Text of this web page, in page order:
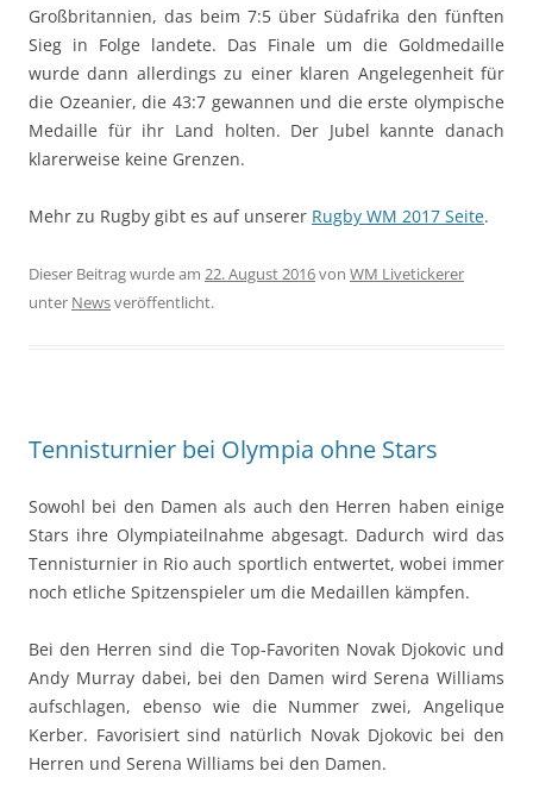
Großbritannien, das beim 7:5 über Südafrika den fünften
Sieg in Folge landete. Das Finale um die Goldmedaille
wurde dann allerdings zu einer klaren Angelegenheit für
die Ozeanier, die 43:7 gewannen und die erste olympische
Medaille für ihr Land holten. Der Jubel kannte danach
klarerweise keine Grenzen.
Mehr zu Rugby gibt es auf unserer Rugby WM 2017 Seite.
Dieser Beitrag wurde am 22. August 2016von WM Livetickerer
unter Newsveröffentlicht.
Tennisturnier bei Olympia ohne Stars
Sowohl bei den Damen als auch den Herren haben einige
Stars ihre Olympiateilnahme abgesagt. Dadurch wird das
Tennisturnier in Rio auch sportlich entwertet, wobei immer
noch etliche Spitzenspieler um die Medaillen kämpfen.
Bei den Herren sind die Top-Favoriten Novak Djokovic und
Andy Murray dabei, bei den Damen wird Serena Williams
aufschlagen, ebenso wie die Nummer zwei, Angelique
Kerber. Favorisiert sind natürlich Novak Djokovic bei den
Herren und Serena Williams bei den Damen.